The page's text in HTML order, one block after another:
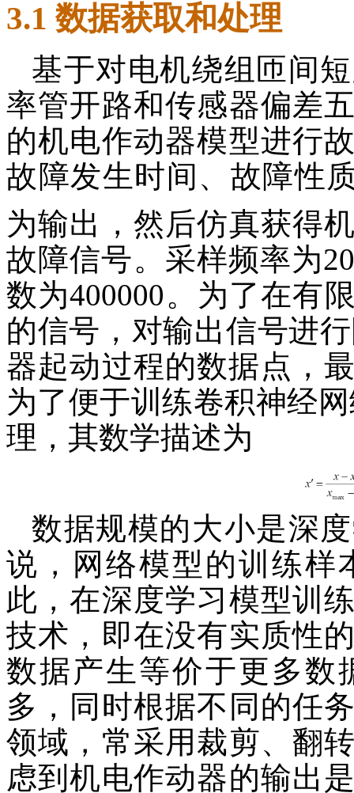
3.1 数据获取和处理
基于对电机绕组匝间
率管开路和传感器偏差
的机电作动器模型进行
故障发生时间、故障性
为输出，然后仿真获得
故障信号。采样频率为
数为400000。为了在有
的信号，对输出信号进
器起动过程的数据点，
为了便于训练卷积神经
理，其数学描述为
数据规模的大小是深
说，网络模型的训练样
此，在深度学习模型训
技术，即在没有实质性
数据产生等价于更多数
多，同时根据不同的任
领域，常采用裁剪、翻
虑到机电作动器的输出